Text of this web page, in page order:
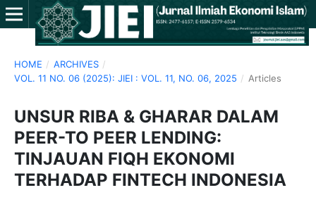
HOME / ARCHIVES /
VOL. 11 NO. 06 (2025): JIEI : VOL. 11, NO. 06, 2025 / Articles
UNSUR RIBA & GHARAR DALAM
PEER-TO PEER LENDING:
TINJAUAN FIQH EKONOMI
TERHADAP FINTECH INDONESIA